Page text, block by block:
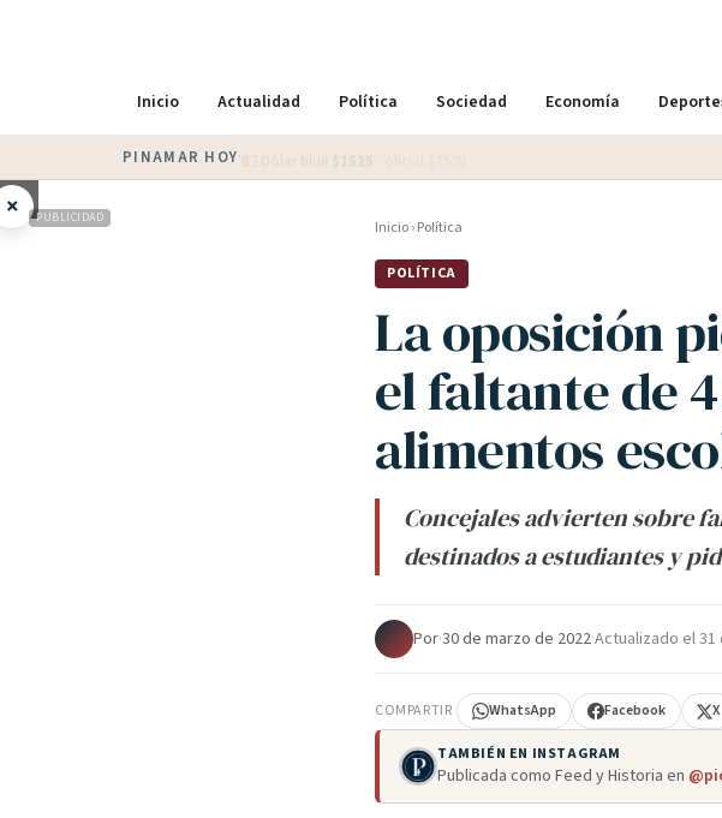
Inicio Actualidad Política Sociedad Economía
PINAMAR HOY·
× PUBLICIDAD Inicio›Política
POLÍTICA
La oposición
el faltante de
alimentos
Concejales advierten sobre
destinados a estudiantes y
Por·30 de marzo de 2022·Actualizado el31
COMPARTIR WhatsApp Facebook X
TAMBIÉN EN INSTAGRAM
Publicada como Feed y Historia en